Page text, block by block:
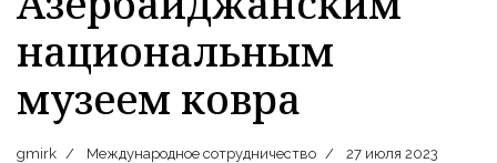
национальным
музеем ковра
gmirk Международное сотрудничество
27 июля 2023